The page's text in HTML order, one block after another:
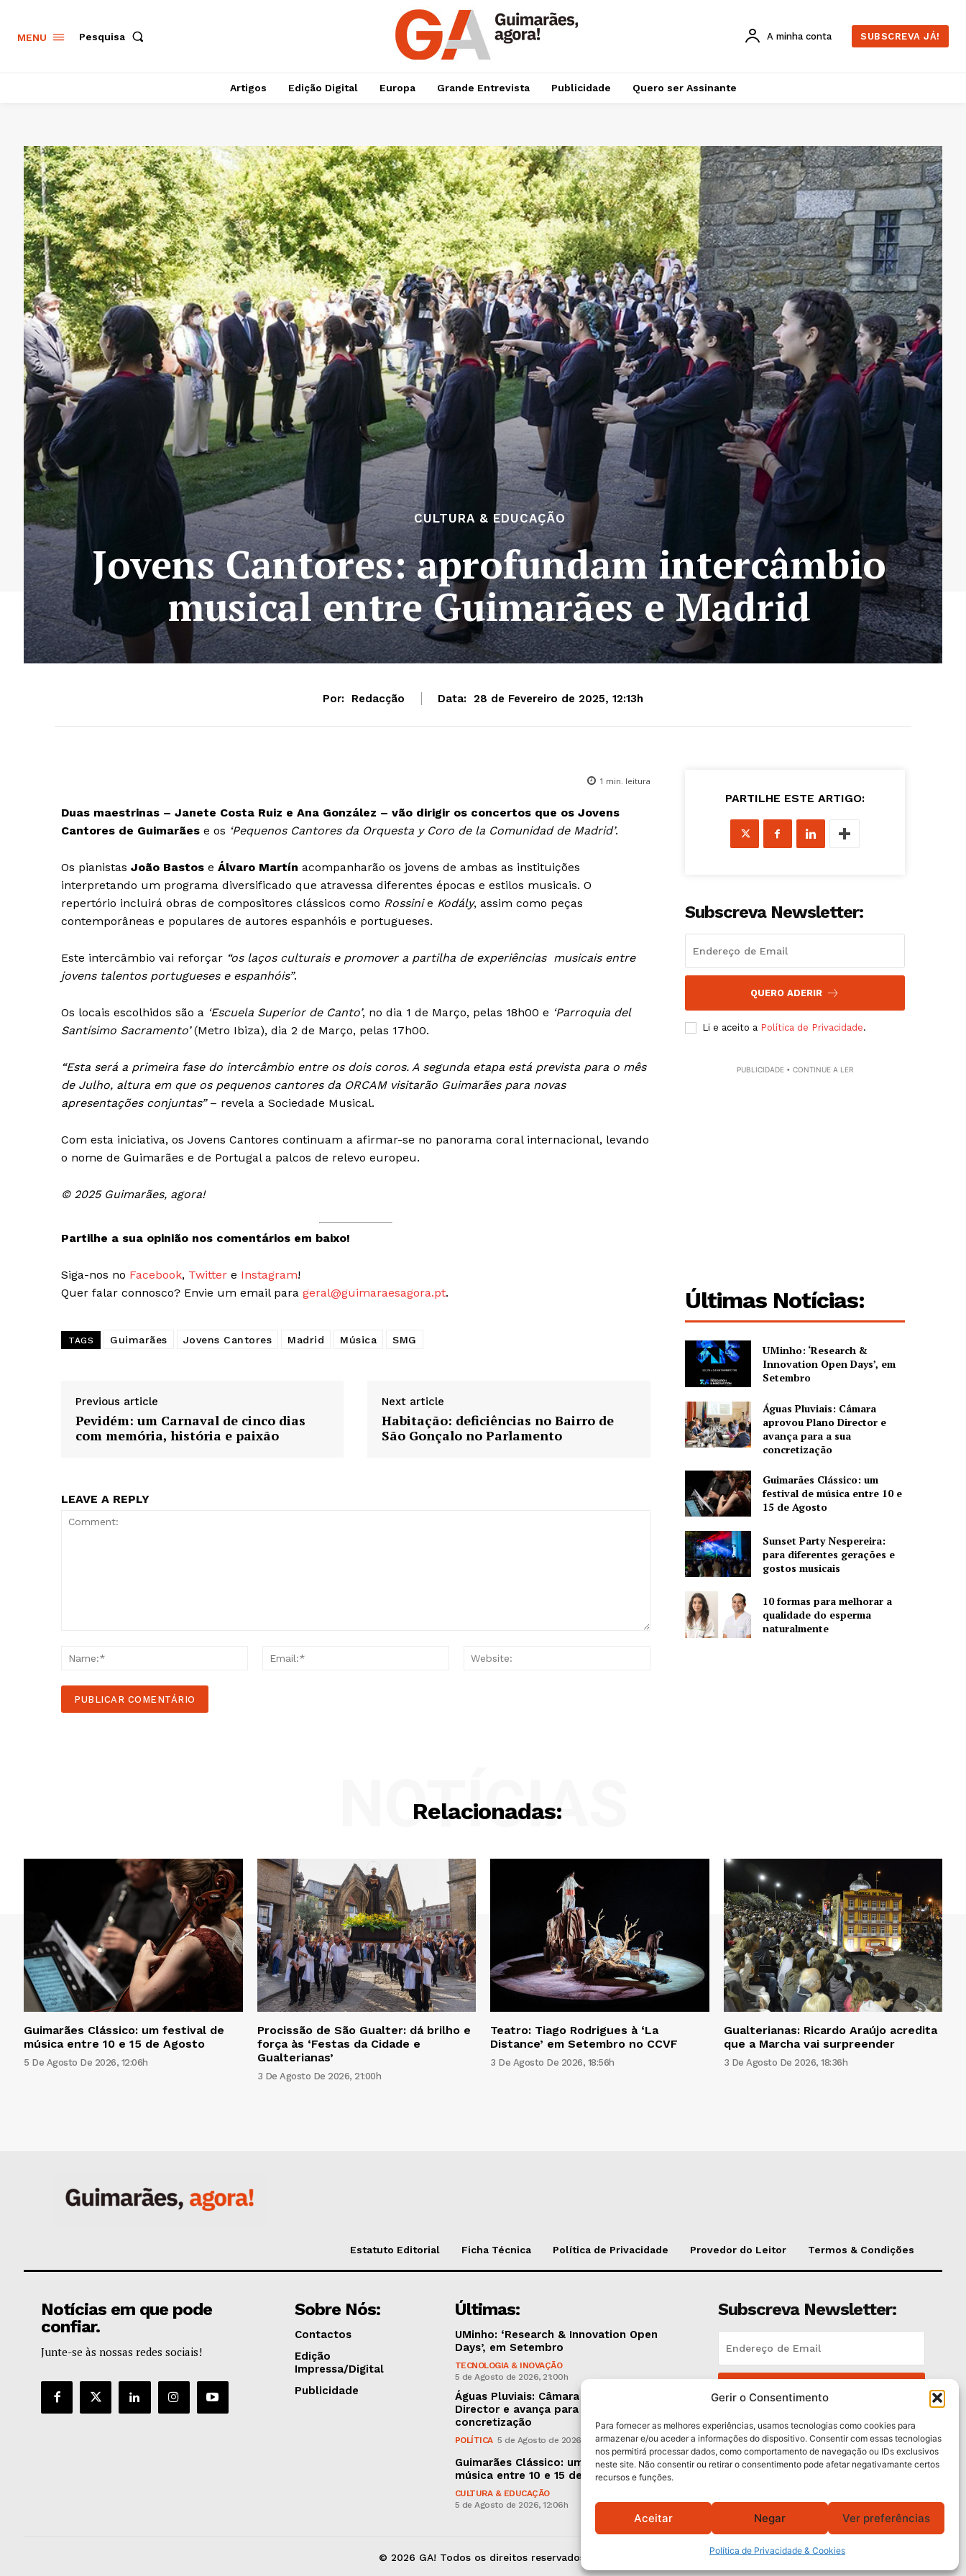
Guimarães, agora!
Gerir o Consentimento
Para fornecer as melhores experiências, usamos tecnologias como cookies para
armazenar e/ou aceder a informações do dispositivo. Consentir com essas tecnologias
nos permitirá processar dados, como comportamento de navegação ou IDs exclusivos
neste site. Não consentir ou retirar o consentimento pode afetar negativamante certos
recursos e funções.
Aceitar Negar Ver preferências
Política de Privacidade & Cookies
MENU Pesquisa A minha conta SUBSCREVA JÁ!
Artigos Edição Digital Europa Grande Entrevista Publicidade Quero ser Assinante
CULTURA & EDUCAÇÃO
Jovens Cantores: aprofundam intercâmbio
musical entre Guimarães e Madrid
Por: Redacção Data: 28 de Fevereiro de 2025, 12:13h
1 min. leitura
Duas maestrinas – Janete Costa Ruiz e Ana González – vão dirigir os concertos que os Jovens
Cantores de Guimarães e os ‘Pequenos Cantores da Orquesta y Coro de la Comunidad de Madrid’.
Os pianistas João Bastos e Álvaro Martín acompanharão os jovens de ambas as instituições
interpretando um programa diversificado que atravessa diferentes épocas e estilos musicais. O
repertório incluirá obras de compositores clássicos como Rossinie Kodály, assim como peças
contemporâneas e populares de autores espanhóis e portugueses.
Este intercâmbio vai reforçar “os laços culturais e promover a partilha de experiências musicais entre
jovens talentos portugueses e espanhóis”.
Os locais escolhidos são a ‘Escuela Superior de Canto’, no dia 1 de Março, pelas 18h00 e ‘Parroquia del
Santísimo Sacramento’(Metro Ibiza), dia 2 de Março, pelas 17h00.
“Esta será a primeira fase do intercâmbio entre os dois coros. A segunda etapa está prevista para o mês
de Julho, altura em que os pequenos cantores da ORCAM visitarão Guimarães para novas
apresentações conjuntas”– revela a Sociedade Musical.
Com esta iniciativa, os Jovens Cantores continuam a afirmar-se no panorama coral internacional, levando
o nome de Guimarães e de Portugal a palcos de relevo europeu.
© 2025 Guimarães, agora!
Partilhe a sua opinião nos comentários em baixo!
Siga-nos no Facebook, Twitter e Instagram!
Quer falar connosco? Envie um email para geral@guimaraesagora.pt.
TAGS Guimarães Jovens Cantores Madrid Música SMG
Previous article
Pevidém: um Carnaval de cinco dias
com memória, história e paixão
Next article
Habitação: deficiências no Bairro de
São Gonçalo no Parlamento
LEAVE A REPLY
Name:*
Email:*
PARTILHE ESTE ARTIGO:
Subscreva Newsletter:
QUERO ADERIR
Li e aceito a Política de Privacidade.
PUBLICIDADE • CONTINUE A LER
Últimas Notícias:
UMinho: ‘Research &
Innovation Open Days’, em
Setembro
Águas Pluviais: Câmara
aprovou Plano Director e
avança para a sua
concretização
Guimarães Clássico: um
festival de música entre 10 e
15 de Agosto
Sunset Party Nespereira:
para diferentes gerações e
gostos musicais
10 formas para melhorar a
qualidade do esperma
naturalmente
Relacionadas:
NOTÍCIAS
Guimarães Clássico: um festival de
música entre 10 e 15 de Agosto
5 De Agosto De 2026, 12:06h
Procissão de São Gualter: dá brilho e
força às ‘Festas da Cidade e
Gualterianas’
3 De Agosto De 2026, 21:00h
Teatro: Tiago Rodrigues à ‘La
Distance’ em Setembro no CCVF
3 De Agosto De 2026, 18:56h
Gualterianas: Ricardo Araújo acredita
que a Marcha vai surpreender
3 De Agosto De 2026, 18:36h
Estatuto Editorial Ficha Técnica Política de Privacidade Provedor do Leitor Termos & Condições
Notícias em que pode
confiar.
Junte-se às nossas redes sociais!
Sobre Nós:
Contactos
Edição
Impressa/Digital
Publicidade
Últimas:
UMinho: ‘Research & Innovation Open
Days’, em Setembro
TECNOLOGIA & INOVAÇÃO
5 de Agosto de 2026, 21:00h
Águas Pluviais: Câmara aprovou Plano
Director e avança para a sua
concretização
POLÍTICA 5 de Agosto de 2026, 15:36h
Guimarães Clássico: um festival de
música entre 10 e 15 de Agosto
CULTURA & EDUCAÇÃO
5 de Agosto de 2026, 12:06h
Subscreva Newsletter:
QUERO ADERIR
Li e aceito aPolítica de Privacidade .
© 2026 GA! Todos os direitos reservados.